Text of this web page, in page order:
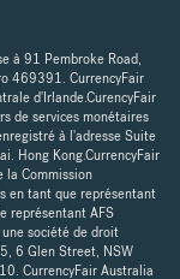
à 91 Pembroke Road,
469391. CurrencyFair
d'Irlande.CurencyFair
de services monétaires
à l'adresse Suite
Hong Kong.CurrencyFair
Commission
en tant que représentant
représentant AFS
société de droit
6 Glen Street, NSW
CurrencyFair Australia